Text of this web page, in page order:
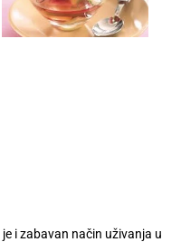
i zabavan način uživanja u